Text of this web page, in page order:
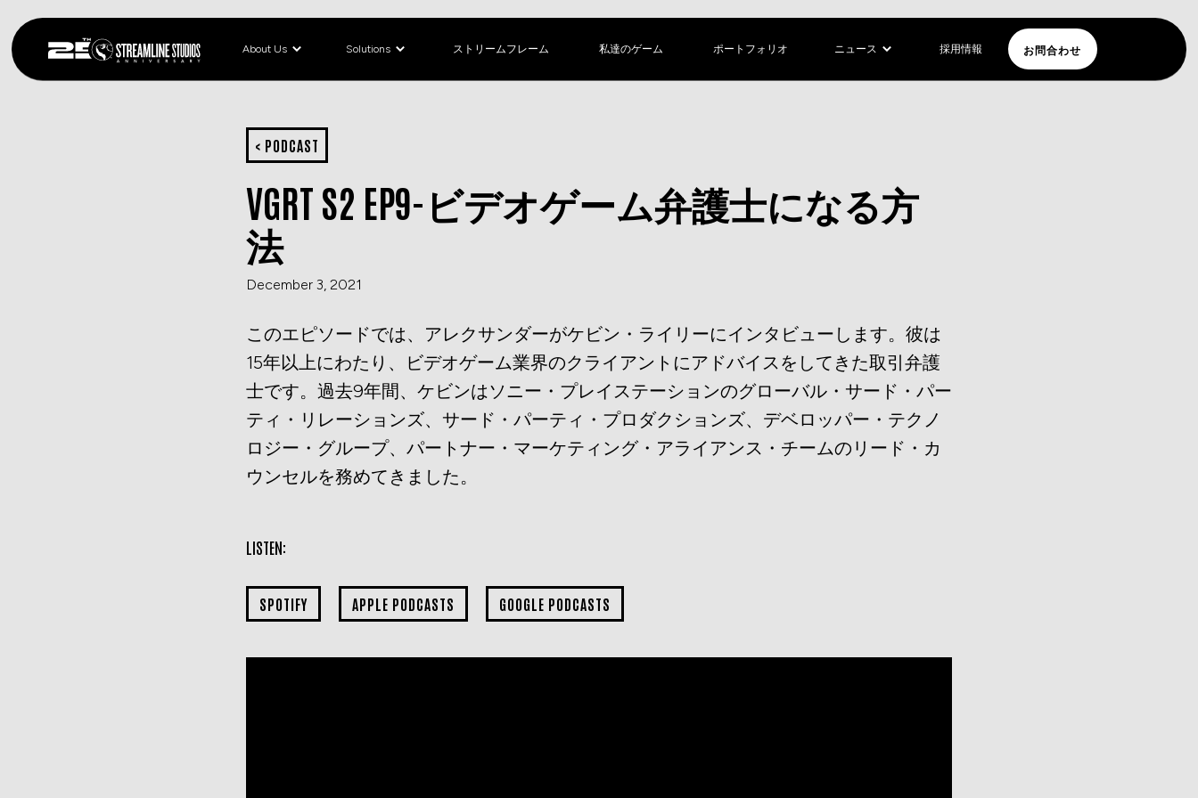
About Us Solutions ストリームフレーム 私達のゲーム ポートフォリオ ニュース 採用情報 お問合わせ
< PODCAST
VGRT S2 EP9-ビデオゲーム弁護士になる方
法
December 3, 2021
このエピソードでは、アレクサンダーがケビン・ライリーにインタビューします。彼は
15年以上にわたり、ビデオゲーム業界のクライアントにアドバイスをしてきた取引弁護
士です。過去9年間、ケビンはソニー・プレイステーションのグローバル・サード・パー
ティ・リレーションズ、サード・パーティ・プロダクションズ、デベロッパー・テクノ
ロジー・グループ、パートナー・マーケティング・アライアンス・チームのリード・カ
ウンセルを務めてきました。
LISTEN:
SPOTIFY APPLE PODCASTS GOOGLE PODCASTS